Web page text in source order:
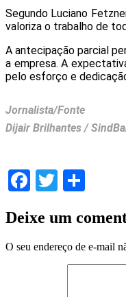
Segundo Luciano
valoriza o trabalho de
A antecipação parcial
a empresa. A
pelo esforço e
Jornalista/Fonte
Dijair Brilhantes /
Facebook
Twitter
Deixe um
O seu endereço de e-mail